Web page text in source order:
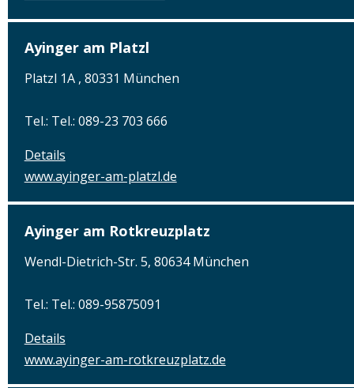
Ayinger am Platzl
Platzl 1A , 80331 München
Tel.: Tel.: 089-23 703 666
Details
www.ayinger-am-platzl.de
Ayinger am Rotkreuzplatz
Wendl-Dietrich-Str. 5, 80634 München
Tel.: Tel.: 089-95875091
Details
www.ayinger-am-rotkreuzplatz.de